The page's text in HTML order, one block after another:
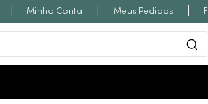
Minha Conta Meus Pedidos